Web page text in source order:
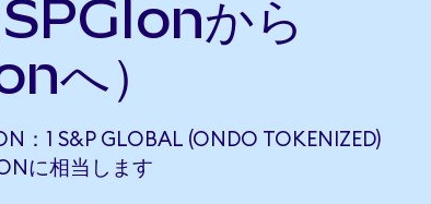
から
へ）
：1 S&P GLOBAL (ONDO TOKENIZED)
に相当します